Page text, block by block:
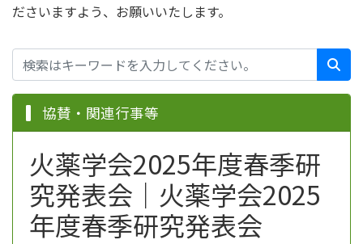
ださいますよう、お願いいたします。
協賛・関連行事等
火薬学会2025年度春季研
究発表会｜火薬学会2025
年度春季研究発表会